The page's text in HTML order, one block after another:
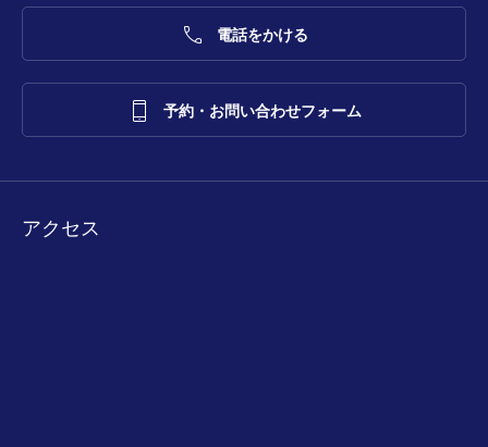
 電話をかける
 予約・お問い合わせフォーム
アクセス